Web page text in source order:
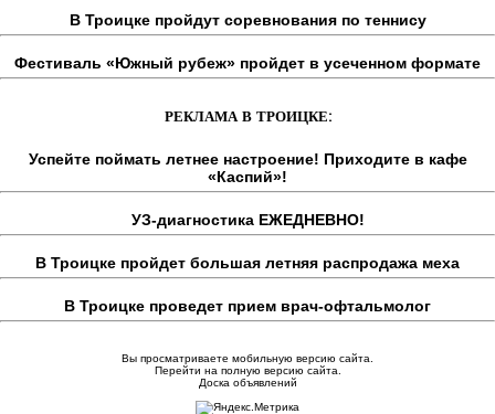
В Троицке пройдут соревнования по теннису
Фестиваль «Южный рубеж» пройдет в усеченном формате
РЕКЛАМА В ТРОИЦКЕ:
Успейте поймать летнее настроение! Приходите в кафе
«Каспий»!
УЗ-диагностика ЕЖЕДНЕВНО!
В Троицке пройдет большая летняя распродажа меха
В Троицке проведет прием врач-офтальмолог
Вы просматриваете мобильную версию сайта.
Перейти на полную версию сайта.
Доска объявлений